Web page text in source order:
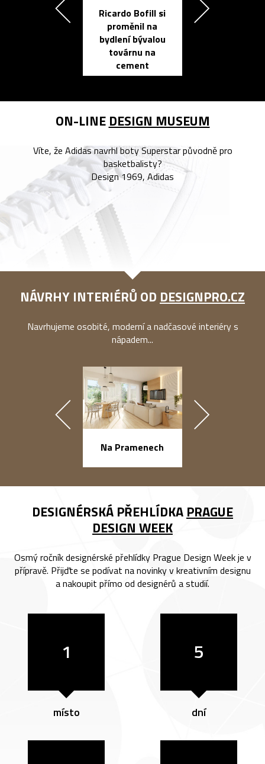
Ricardo Bofill si
proměnil na
bydlení bývalou
továrnu na
cement
ON-LINE DESIGN MUSEUM
Víte, že Adidas navrhl boty Superstar původně pro
basketbalisty?
Design 1969, Adidas
NÁVRHY INTERIÉRŮ OD DESIGNPRO.CZ
Navrhujeme osobité, moderní a nadčasové interiéry s
nápadem...
Na Pramenech
DESIGNÉRSKÁ PŘEHLÍDKA PRAGUE
DESIGN WEEK
Osmý ročník designérské přehlídky Prague Design Week je v
přípravě. Přijďte se podívat na novinky v kreativním designu
a nakoupit přímo od designérů a studií.
1
místo
5
dní